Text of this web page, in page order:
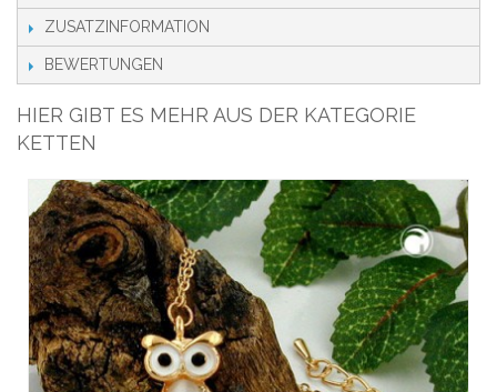
ZUSATZINFORMATION
BEWERTUNGEN
HIER GIBT ES MEHR AUS DER KATEGORIE
KETTEN